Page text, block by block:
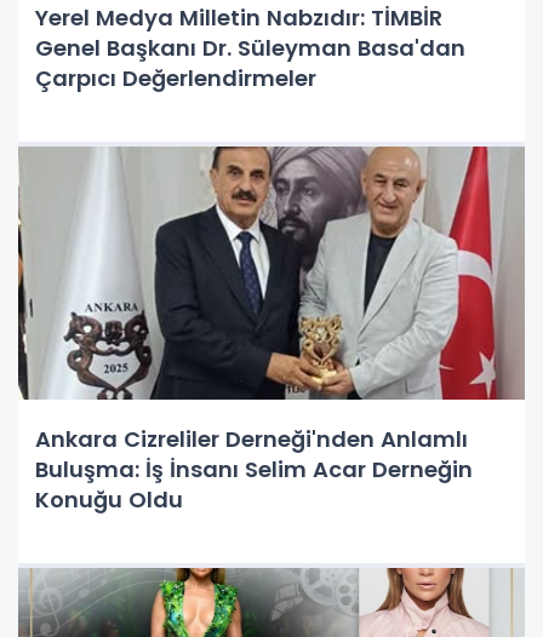
Yerel Medya Milletin Nabzıdır: TİMBİR
Genel Başkanı Dr. Süleyman Basa'dan
Çarpıcı Değerlendirmeler
Ankara Cizreliler Derneği'nden Anlamlı
Buluşma: İş İnsanı Selim Acar Derneğin
Konuğu Oldu